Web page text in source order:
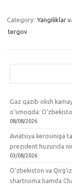
Category: Yangiliklar
tergov
Gaz qazib olish
o‘smoqda:
08/08/2026
Aviatsiya kerosiniga
prezident huzurida
03/08/2026
O‘zbekiston va
shartnoma hamda